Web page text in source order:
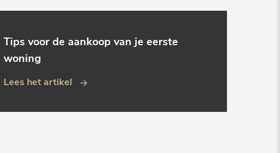
Tips voor de aankoop van je eerste
woning
Lees het artikel